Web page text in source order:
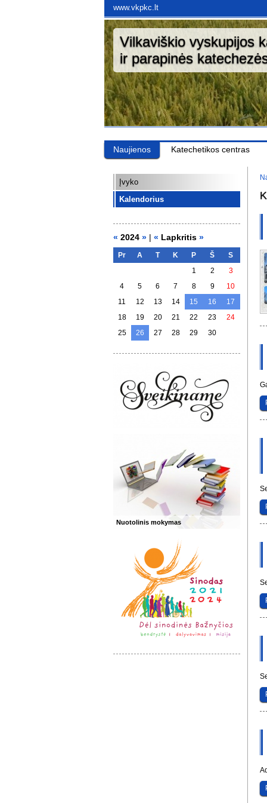
www.vkpkc.lt
Vilkaviškio vyskupijos
ir parapinės
Naujienos Katechetikos centras
Įvyko
Kalendorius
« 2024 » | « Lapkritis »
Pr A T K P Š
S
1
2
3
4
5 6 7 8 9
10
11
12 13 14 15 16
17
18
19 20 21 22 23
24
25
26 27 28 29 30
Nuotolinis mokymas